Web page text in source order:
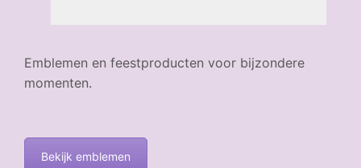
Emblemen en feestproducten voor bijzondere
momenten.
Bekijk emblemen